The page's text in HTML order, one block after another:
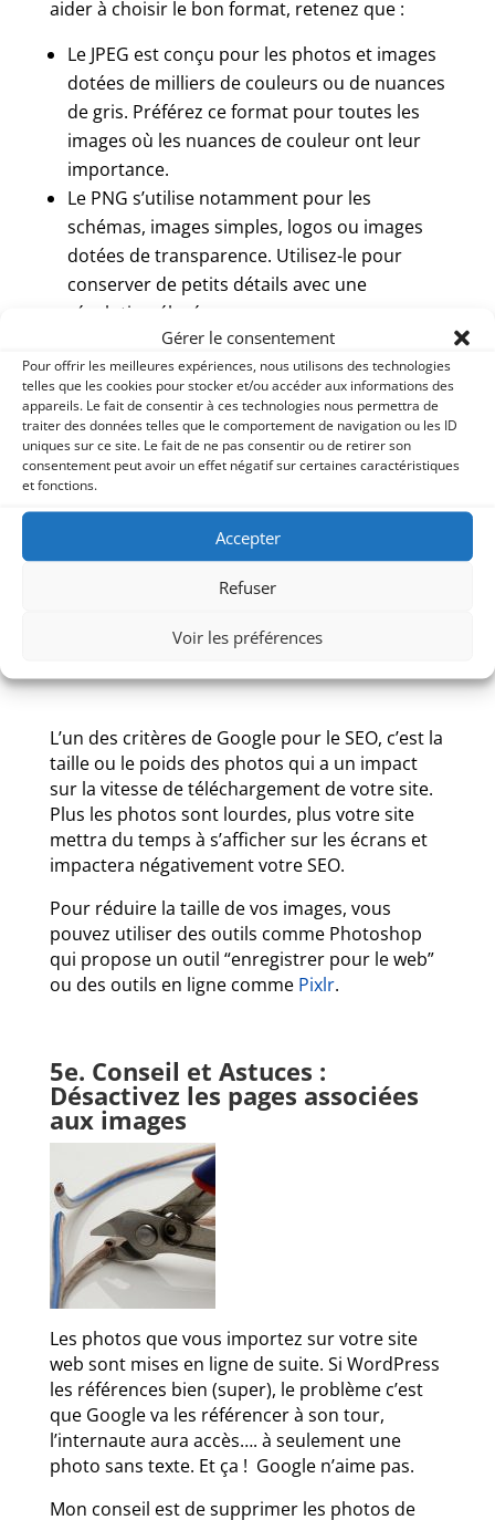
Gérer le consentement
Pour offrir les meilleures expériences, nous utilisons des technologies
telles que les cookies pour stocker et/ou accéder aux informations des
appareils. Le fait de consentir à ces technologies nous permettra de
traiter des données telles que le comportement de navigation ou les ID
uniques sur ce site. Le fait de ne pas consentir ou de retirer son
consentement peut avoir un effet négatif sur certaines caractéristiques
et fonctions.
Accepter
Refuser
Voir les préférences
aider à choisir le bon format, retenez que :
Le JPEG est conçu pour les photos et images
dotées de milliers de couleurs ou de nuances
de gris. Préférez ce format pour toutes les
images où les nuances de couleur ont leur
importance.
Le PNG s’utilise notamment pour les
schémas, images simples, logos ou images
dotées de transparence. Utilisez-le pour
conserver de petits détails avec une
résolution élevée.
Le GIF concerne les images animées.
Attention au poids des fichiers si vous
utilisez les GIFs, ils peuvent être très lourds.
4e : Conseil et Astuces :
Réduisez le poids de vos images
L’un des critères de Google pour le SEO, c’est la
taille ou le poids des photos qui a un impact
sur la vitesse de téléchargement de votre site.
Plus les photos sont lourdes, plus votre site
mettra du temps à s’afficher sur les écrans et
impactera négativement votre SEO.
Pour réduire la taille de vos images, vous
pouvez utiliser des outils comme Photoshop
qui propose un outil “enregistrer pour le web”
ou des outils en ligne comme Pixlr.
5e. Conseil et Astuces :
Désactivez les pages associées
aux images
Les photos que vous importez sur votre site
web sont mises en ligne de suite. Si WordPress
les références bien (super), le problème c’est
que Google va les référencer à son tour,
l’internaute aura accès…. à seulement une
photo sans texte. Et ça ! Google n’aime pas.
Mon conseil est de supprimer les photos de